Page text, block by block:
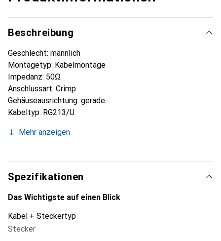
Beschreibung
Geschlecht: männlich
Montagetyp: Kabelmontage
Impedanz: 50Ω
Anschlussart: Crimp
Gehäuseausrichtung: gerade
Kabeltyp: RG213/U
Gehäusebeschichtung: Nickel
Kontaktmaterial: Berylliumkupfer
Kontaktbeschichtung: Kupfer-Nickel-Gold-Legierung
Mehr anzeigen
Spezifikationen
Das Wichtigste auf einen Blick
Kabel + Steckertyp
Stecker